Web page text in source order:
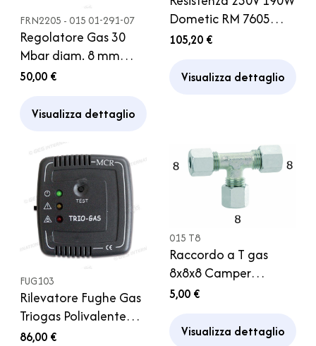
FRN2205 - 015 01-291-07
Regolatore Gas 30
Mbar diam. 8 mm
Caravan Camper
50,00 €
Visualizza dettaglio
Dometic RM 7605
7655 Frigorifero
105,20 €
Visualizza dettaglio
FUG103
Rilevatore Fughe Gas
Triogas Polivalente
MCR Camper
86,00 €
015 T8
Raccordo a T gas
8x8x8 Camper
Caravan
5,00 €
Visualizza dettaglio